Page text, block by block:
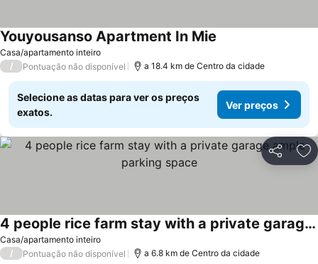
Casa/apartamento inteiro
Youyousanso Apartment In Mie
/ Pontuação não disponível a 18.4 km de Centro da cidade
Selecione as datas para ver os preços
exatos.
Ver preços
Partilhar
Casa/apartamento inteiro
4 people rice farm stay with a private garage ample parking space
/ Pontuação não disponível a 6.8 km de Centro da cidade